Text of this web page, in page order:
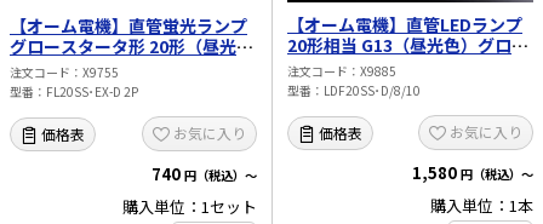
【オーム電機】直管蛍光ランプ
グロースタータ形 20形（昼光
色）2本セット FL20SS･EX-D 2P
注文コード
X9755
型番
FL20SS･EX-D 2P
価格表 お気に入り
740 円（税込）～
購入単位：1セット
【オーム電機】直管LEDランプ
20形相当 G13（昼光色）グロー
スタータ器具専用 片側給電仕様
LDF20SS･D/8/10
注文コード
X9885
型番
LDF20SS･D/8/10
価格表 お気に入り
1,580 円（税込）～
購入単位：1本